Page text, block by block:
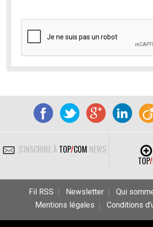
S'INSCRIRE À TOP/COM NEWS
TOP/
Fil RSS Newsletter
Qui
Mentions légales
Conditions